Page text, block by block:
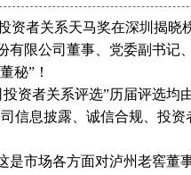
者关系天马奖在深圳揭晓
有限公司董事、党委副书记
秘”！
者关系评选”历届评选均
信息披露、诚信合规、投资
市场各方面对泸州老窖董